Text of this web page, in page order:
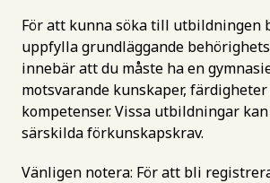
För att kunna söka till utbildningen
uppfylla grundläggande
innebär att du måste ha en
motsvarande kunskaper, färdigheter
kompetenser. Vissa utbildningar
särskilda förkunskapskrav.
Vänligen notera: För att bli